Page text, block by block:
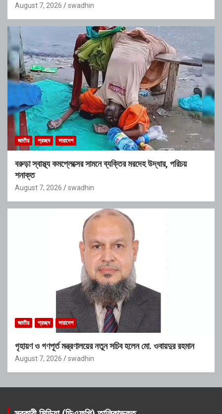
August 7, 2026 swadhin
জাতীয় প্রচ্ছদ সারাদেশ
বরুড়া স্বাস্থ্য কমপ্লেক্সের সামনে ব্যক্তির মরদেহ উদ্ধার, পরিচয়
শনাক্ত
August 7, 2026 swadhin
জাতীয় প্রচ্ছদ সারাদেশ
গৃহায়ণ ও গণপূর্ত মন্ত্রণালয়ের নতুন সচিব হলেন মো. ওবায়দুর রহমান
August 7, 2026 swadhin